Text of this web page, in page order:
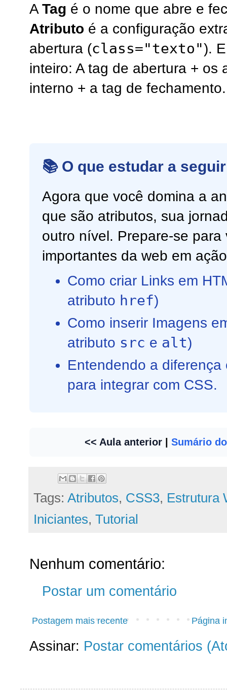
A Tag é o nome que abre e
Atributo é a configuração
abertura (class="texto").
inteiro: A tag de abertura + os
interno + a tag de fechamento.
📚 O que estudar a
Agora que você domina a
que são atributos, sua
outro nível. Prepare-se
importantes da web em
Como criar Links em
atributo href)
Como inserir Imagens
atributo src e alt)
Entendendo a
para integrar com CSS.
<< Aula anterior| Sumário
Tags: Atributos, CSS3, Estrutura
Iniciantes, Tutorial
Nenhum comentário:
Postar um comentário
Postagem mais recente Página
Assinar: Postar comentários